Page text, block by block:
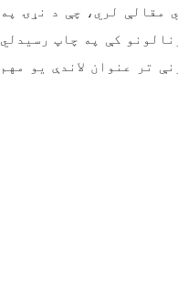
مقالې لري، چې د نړۍ په
کې په چاپ رسیدلي
تر عنوان لاندې یو مهم